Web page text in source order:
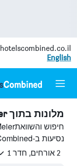
hotelscombined.co.il
English
מלונות בתוך Meier, ריו דה ז'ניירו
נסיעות ב-HotelsCombined.
2 אורחים, חדר 1